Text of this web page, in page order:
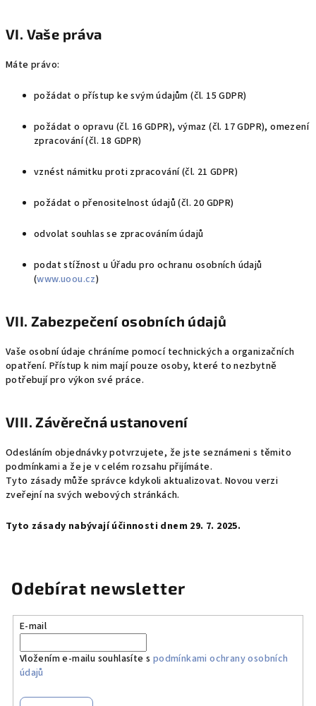
VI. Vaše práva
Máte právo:
požádat o přístup ke svým údajům (čl. 15 GDPR)
požádat o opravu (čl. 16 GDPR), výmaz (čl. 17 GDPR), omezení
zpracování (čl. 18 GDPR)
vznést námitku proti zpracování (čl. 21 GDPR)
požádat o přenositelnost údajů (čl. 20 GDPR)
odvolat souhlas se zpracováním údajů
podat stížnost u Úřadu pro ochranu osobních údajů
(www.uoou.cz)
VII. Zabezpečení osobních údajů
Vaše osobní údaje chráníme pomocí technických a organizačních
opatření. Přístup k nim mají pouze osoby, které to nezbytně
potřebují pro výkon své práce.
VIII. Závěrečná ustanovení
Odesláním objednávky potvrzujete, že jste seznámeni s těmito
podmínkami a že je v celém rozsahu přijímáte.
Tyto zásady může správce kdykoli aktualizovat. Novou verzi
zveřejní na svých webových stránkách.
Tyto zásady nabývají účinnosti dnem 29. 7. 2025.
Odebírat newsletter
E-mail
Vložením e-mailu souhlasíte s podmínkami ochrany osobních
údajů